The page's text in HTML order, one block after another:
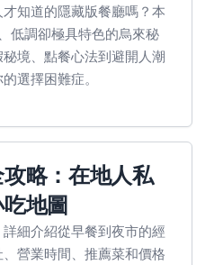
知道的隱藏版餐廳嗎？本
低調卻極具特色的烏來秘
境、點餐心法到避開人潮
選擇困難症。
略：在地人私
地圖
細介紹從早餐到夜市的經
營業時間、推薦菜和價格